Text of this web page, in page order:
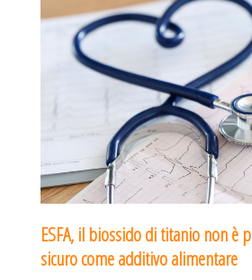
ESFA, il biossido di titanio non è
sicuro come additivo alimentare